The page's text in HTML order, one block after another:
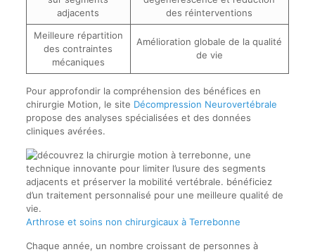
adjacents
des réinterventions
Meilleure répartition
des contraintes
mécaniques
Amélioration globale de la qualité
de vie
Pour approfondir la compréhension des bénéfices en
chirurgie Motion, le site Décompression Neurovertébrale
propose des analyses spécialisées et des données
cliniques avérées.
Arthrose et soins non chirurgicaux à Terrebonne
Chaque année, un nombre croissant de personnes à